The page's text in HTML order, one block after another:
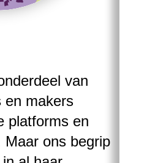
van
en makers
platforms en
Maar ons begrip